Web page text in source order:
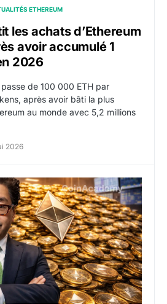
ETHEREUM
les achats d’Ethereum
avoir accumulé 1
2026
de 100 000 ETH par
après avoir bâti la plus
au monde avec 5,2 millions
2026
4% de l’offre Ethereum